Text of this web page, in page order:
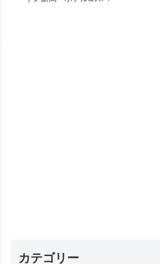
カテゴリー